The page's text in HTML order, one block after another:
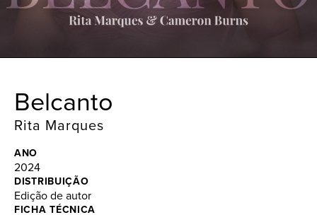
Belcanto
Rita Marques
ANO
2024
DISTRIBUIÇÃO
Edição de autor
FICHA TÉCNICA